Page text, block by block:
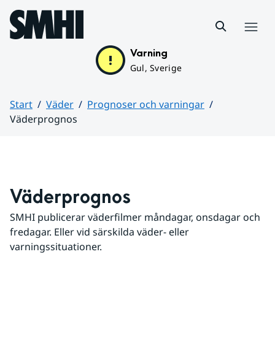
Hoppa till sidans innehåll
Varning
Gul, Sverige
Start Väder
Prognoser och varningar
Väderprognos
Väderprognos
SMHI publicerar väderfilmer måndagar, onsdagar och
fredagar. Eller vid särskilda väder- eller
varningssituationer.